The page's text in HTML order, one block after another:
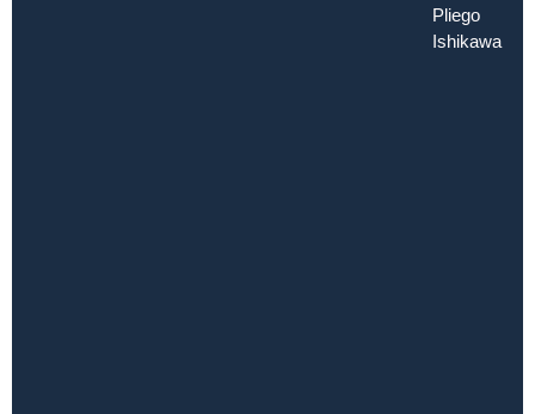
Pliego
Ishikawa